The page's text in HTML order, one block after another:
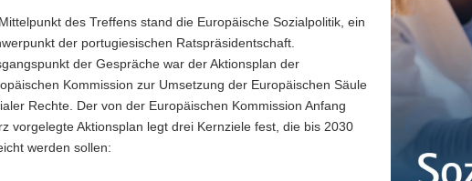
des Treffens stand die Europäische Sozialpolitik, ein
der portugiesischen Ratspräsidentschaft.
der Gespräche war der Aktionsplan der
Kommission zur Umsetzung der Europäischen Säule
Rechte. Der von der Europäischen Kommission Anfang
vorgelegte Aktionsplan legt drei Kernziele fest, die bis 2030
werden sollen: